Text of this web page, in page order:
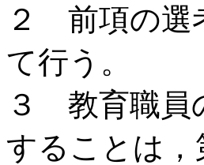
２ 前項の選
て行う。
３ 教育職員
することは